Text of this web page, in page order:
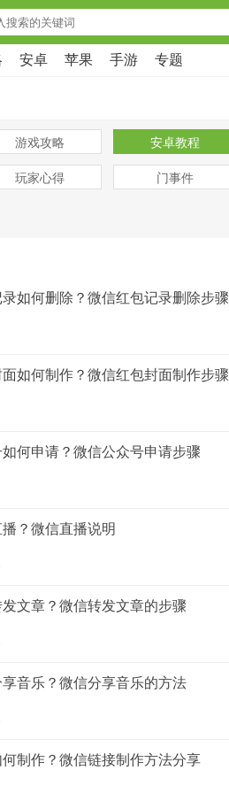
安卓 苹果 手游 专题
游戏攻略 安卓教程
玩家心得 门事件
如何删除？微信红包记录删除步骤
如何制作？微信红包封面制作步骤
何申请？微信公众号申请步骤
？微信直播说明
文章？微信转发文章的步骤
音乐？微信分享音乐的方法
制作？微信链接制作方法分享